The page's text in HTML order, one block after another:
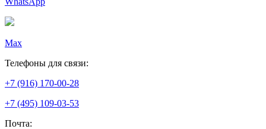
Max
Телефоны для связи:
+7 (916) 170-00-28
+7 (495) 109-03-53
Почта: